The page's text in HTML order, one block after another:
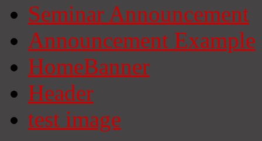
Seminar Announcement
Announcement Example
HomeBanner
Header
test image